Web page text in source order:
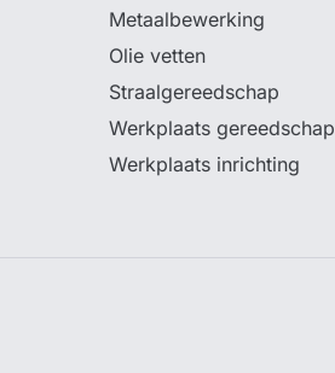
Metaalbewerking
Olie vetten
Straalgereedschap
Werkplaats gereedschap
Werkplaats inrichting